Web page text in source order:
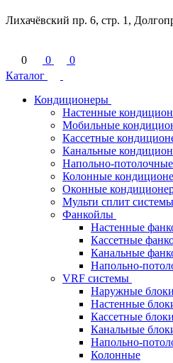
Лихачёвский пр. 6, стр. 1,
0 0
0
Каталог
Кондиционеры
Настенные
Мобильные
Кассетные
Канальные
Напольно-
Колонные
Оконные
Мульти сплит системы
Фанкойлы
Настенные
Кассетные
Канальные
Напольно-
VRF системы
Наружные блоки
Настенные
Кассетные блоки
Канальные
Напольно-
Колонные